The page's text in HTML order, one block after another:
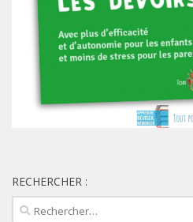
RECHERCHER :
Rechercher :